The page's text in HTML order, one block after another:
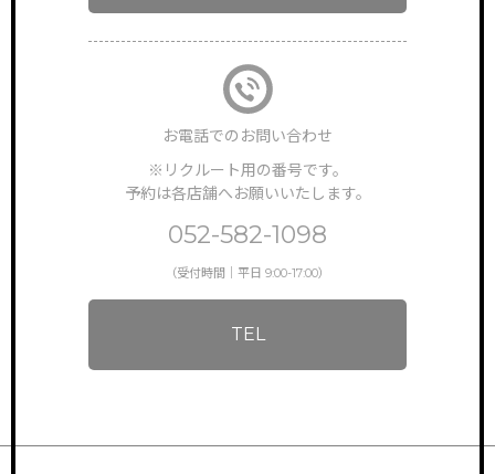
お電話でのお問い合わせ
※リクルート用の番号です。
予約は各店舗へお願いいたします。
052-582-1098
（受付時間｜平日 9:00-17:00）
TEL